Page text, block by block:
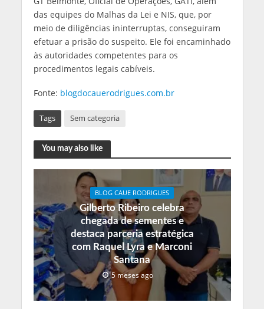
das equipes do Malhas da Lei e NIS, que, por
meio de diligências ininterruptas, conseguiram
efetuar a prisão do suspeito. Ele foi encaminhado
às autoridades competentes para os
procedimentos legais cabíveis.
Fonte: blogdocauerodrigues.com.br
Tags Sem categoria
You may also like
BLOG CAUE RODRIGUES
Gilberto Ribeiro celebra
chegada de sementes e
destaca parceria estratégica
com Raquel Lyra e Marconi
Santana
5 meses ago